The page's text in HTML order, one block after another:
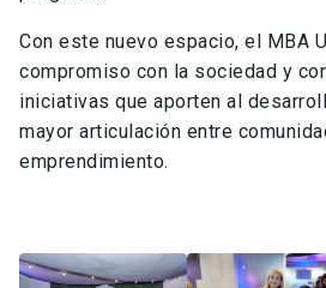
Con este nuevo espacio, el MBA
compromiso con la sociedad y
iniciativas que aporten al
mayor articulación entre
emprendimiento.